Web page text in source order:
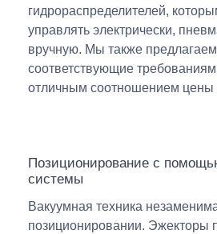
гидрораспределителей,
управлять электрически,
вручную. Мы также
соответствующие
отличным соотношением цены
Позиционирование с
системы
Вакуумная техника
позиционировании. Эжекторы